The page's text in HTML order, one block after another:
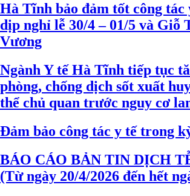
Hà Tĩnh bảo đảm tốt công tác
dịp nghỉ lễ 30/4 – 01/5 và Giỗ
Vương
Ngành Y tế Hà Tĩnh tiếp tục
phòng, chống dịch sốt xuất
thể chủ quan trước nguy cơ
Đảm bảo công tác y tế trong
BÁO CÁO BẢN TIN DỊCH
(Từ ngày 20/4/2026 đến hết